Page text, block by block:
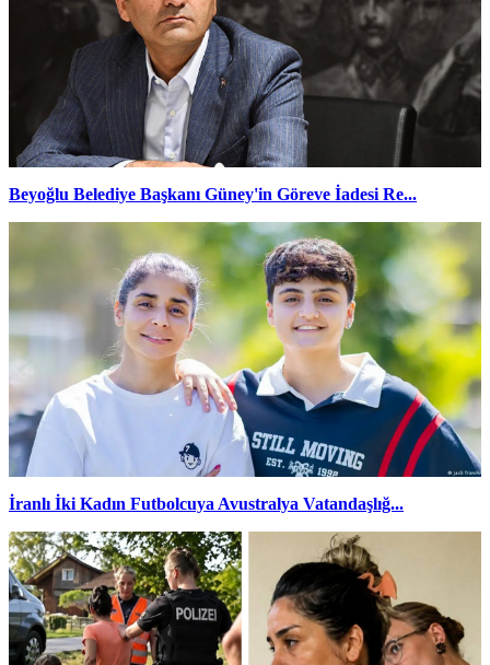
Beyoğlu Belediye Başkanı Güney'in Göreve İadesi Re...
İranlı İki Kadın Futbolcuya Avustralya Vatandaşlığ...